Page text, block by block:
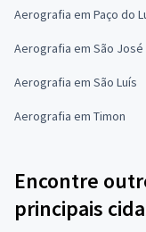
Aerografia em Paço do
Aerografia em São José
Aerografia em São Luís
Aerografia em Timon
Encontre
principais